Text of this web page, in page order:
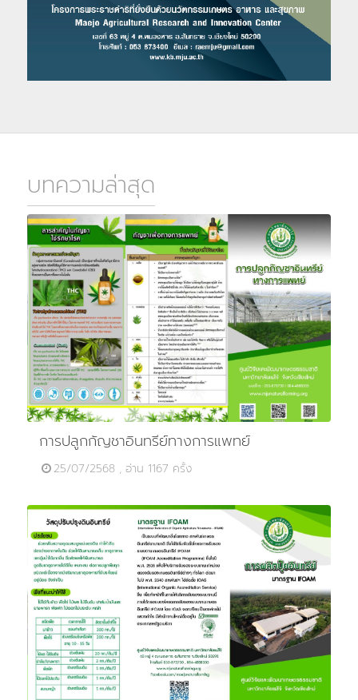
บทความล่าสุด
การปลูกกัญชาอินทรีย์ทางการแพทย์
25/07/2568 , อ่าน 1167 ครั้ง